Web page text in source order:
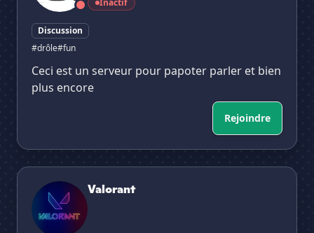
Inactif
Discussion
#drôle#fun
Ceci est un serveur pour papoter parler et bien
plus encore
Rejoindre
Valorant
Valorant